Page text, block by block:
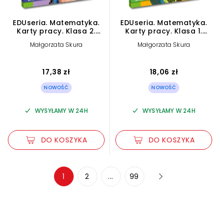
EDUseria. Matematyka.
Karty pracy. Klasa 2.
Małgorzata Skura
17,38 zł
NOWOŚĆ
WYSYŁAMY W 24H
DO KOSZYKA
EDUseria. Matematyka.
Karty pracy. Klasa 1.
Małgorzata Skura
18,06 zł
NOWOŚĆ
WYSYŁAMY W 24H
DO KOSZYKA
1 2 ... 99
Zmniejsz rozmiar czcionki